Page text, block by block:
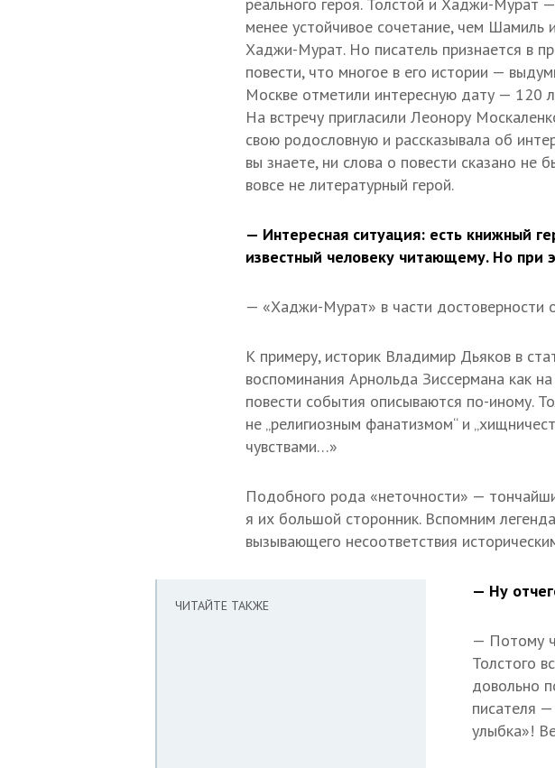
менее устойчивое сочетание, чем Шамиль и
Хаджи-Мурат. Но писатель признается в
повести, что многое в его истории —
Москве отметили интересную дату — 120
На встречу пригласили Леонору
свою родословную и рассказывала об
вы знаете, ни слова о повести сказано
вовсе не литературный герой.
— Интересная ситуация: есть книжный
известный человеку читающему. Но
— «Хаджи-Мурат» в части достоверности
К примеру, историк Владимир Дьяков в
воспоминания Арнольда Зиссермана как
повести события описываются по-иному.
не „религиозным фанатизмом“ и
чувствами…»
Подобного рода «неточности» —
я их большой сторонник. Вспомним
вызывающего несоответствия
ЧИТАЙТЕ ТАКЖЕ
— Ну
— Потому
Толстого
довольно
писателя
улыбка»!